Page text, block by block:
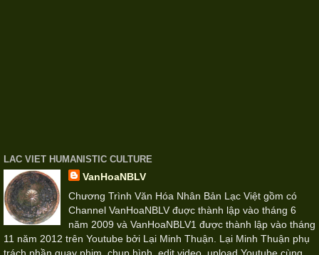
LAC VIET HUMANISTIC CULTURE
VanHoaNBLV
Chương Trình Văn Hóa Nhân Bản Lạc Việt gồm có
Channel VanHoaNBLV đuợc thành lập vào tháng 6
năm 2009 và VanHoaNBLV1 được thành lập vào tháng
11 năm 2012 trên Youtube bởi Lại Minh Thuận. Lại Minh Thuận phụ